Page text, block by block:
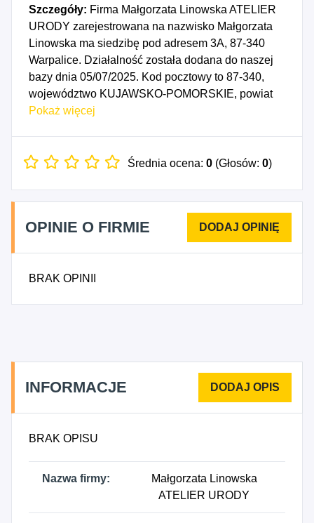
Szczegóły: Firma Małgorzata Linowska ATELIER
URODY zarejestrowana na nazwisko Małgorzata
Linowska ma siedzibę pod adresem 3A, 87-340
Warpalice. Działalność została dodana do naszej
bazy dnia 05/07/2025. Kod pocztowy to 87-340,
województwo KUJAWSKO-POMORSKIE, powiat
brodnicki. Numer Identyfikacji Podatkowej NIP to
542084951. Data rozpoczęcia działalności
informacyjnych, 7311Z - Działalność agencji
reklamowych, 7320Z - Badanie rynku i opinii
publicznej, 8551Z - Pozaszkolne formy edukacji
4712Z - Pozostała sprzedaż detaliczna
Pokaż więcej
Średnia ocena: 0 (Głosów: 0)
OPINIE O FIRMIE
BRAK OPINII
INFORMACJE
BRAK OPISU
Nazwa firmy:
Małgorzata Linowska
ATELIER URODY